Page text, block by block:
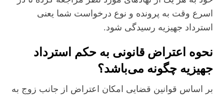
اسرع وقت به پرونده و نوع درخواست شما یعنی
استرداد جهیزیه رسیدگی شود.
نحوه اعتراض قانونی به حکم استرداد
جهیزیه چگونه می‌باشد؟
بر اساس قوانین قضایی امکان اعتراض از جانب زوج به